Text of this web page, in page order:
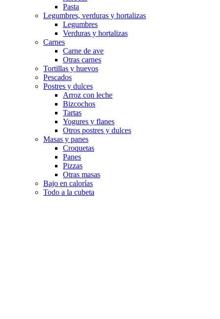
Pasta
Legumbres, verduras y hortalizas
Legumbres
Verduras y hortalizas
Carnes
Carne de ave
Otras carnes
Tortillas y huevos
Pescados
Postres y dulces
Arroz con leche
Bizcochos
Tartas
Yogures y flanes
Otros postres y dulces
Masas y panes
Croquetas
Panes
Pizzas
Otras masas
Bajo en calorías
Todo a la cubeta